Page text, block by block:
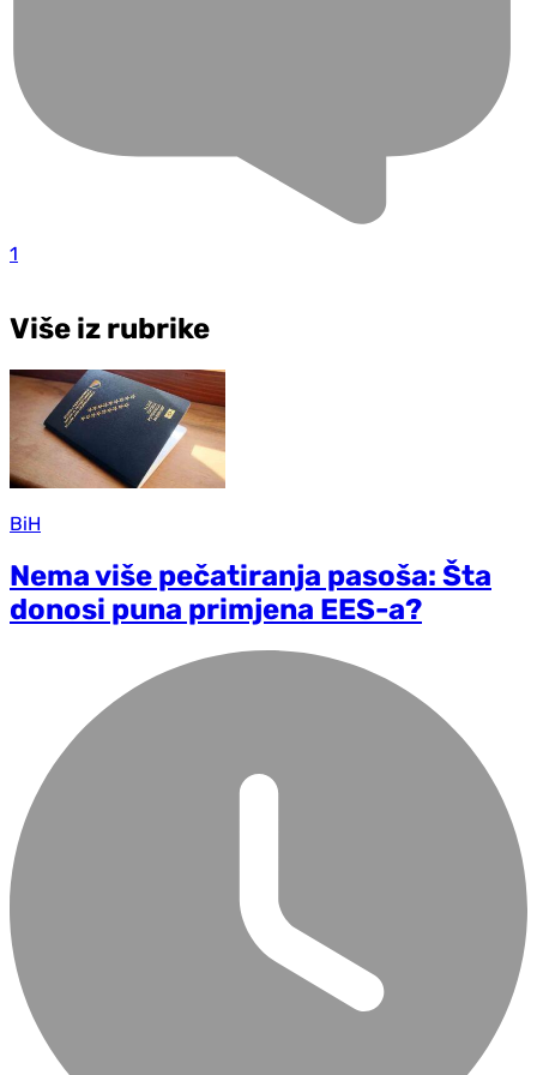
1
Više iz rubrike
BiH
Nema više pečatiranja pasoša: Šta
donosi puna primjena EES-a?